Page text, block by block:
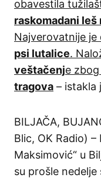
obavestila
raskomadani
Najverovatnije je
psi lutalice.
veštačenje
tragova – istakla
BILJAČA,
Blic, OK Radio) –
Maksimović“ u
su prošle